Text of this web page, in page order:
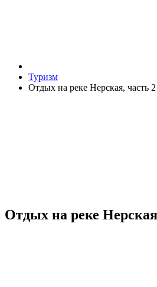
Туризм
Отдых на реке Нерская, часть 2
Отдых на реке